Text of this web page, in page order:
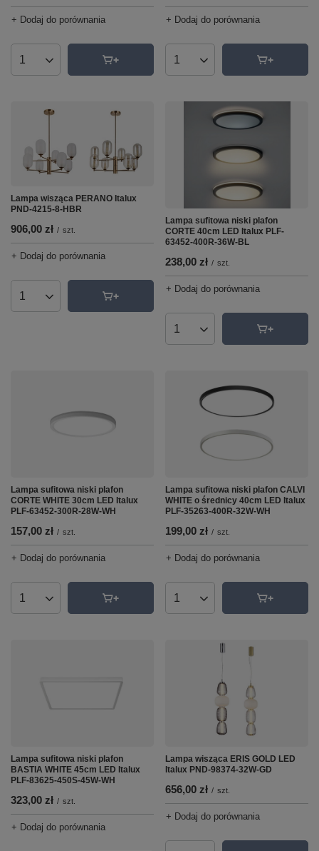
+ Dodaj do porównania
Ilość produktów
+ Dodaj do porównania
Ilość produktów
Lampa wisząca PERANO Italux
PND-4215-8-HBR
906,00 zł / szt.
+ Dodaj do porównania
Ilość produktów
Lampa sufitowa niski plafon
CORTE 40cm LED Italux PLF-
63452-400R-36W-BL
238,00 zł / szt.
+ Dodaj do porównania
Ilość produktów
Lampa sufitowa niski plafon
CORTE WHITE 30cm LED Italux
PLF-63452-300R-28W-WH
157,00 zł / szt.
+ Dodaj do porównania
Ilość produktów
Lampa sufitowa niski plafon CALVI
WHITE o średnicy 40cm LED Italux
PLF-35263-400R-32W-WH
199,00 zł / szt.
+ Dodaj do porównania
Ilość produktów
Lampa sufitowa niski plafon
BASTIA WHITE 45cm LED Italux
PLF-83625-450S-45W-WH
323,00 zł / szt.
+ Dodaj do porównania
Lampa wisząca ERIS GOLD LED
Italux PND-98374-32W-GD
656,00 zł / szt.
+ Dodaj do porównania